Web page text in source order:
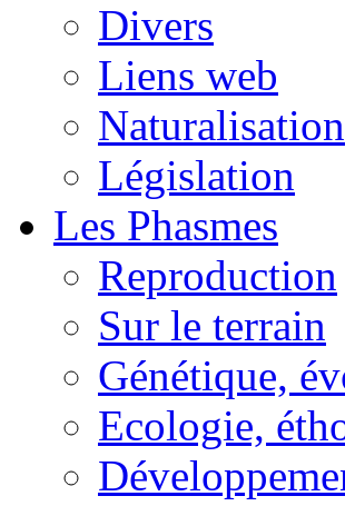
Divers
Liens web
Naturalisation
Législation
Les Phasmes
Reproduction
Sur le terrain
Génétique,
Ecologie,